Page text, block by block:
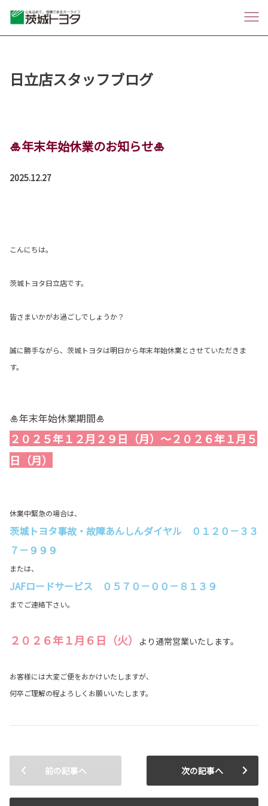
日立店スタッフブログ
🎍年末年始休業のお知らせ🎍
2025.12.27
こんにちは。
茨城トヨタ日立店です。
皆さまいかがお過ごしでしょうか？
誠に勝手ながら、茨城トヨタは明日から年末年始休業とさせていただきま
す。
🎍年末年始休業期間🎍
２０２５年１２月２９日（月）～２０２６年１月５
日（月）
休業中緊急の場合は、
茨城トヨタ事故・故障あんしんダイヤル ０１２０－３３
７－９９９
または、
JAFロードサービス ０５７０－００－８１３９
までご連絡下さい。
２０２６年１月６日（火） より通常営業いたします。
お客様には大変ご便をおかけいたしますが、
何卒ご理解の程よろしくお願いいたします。
前の記事へ 次の記事へ